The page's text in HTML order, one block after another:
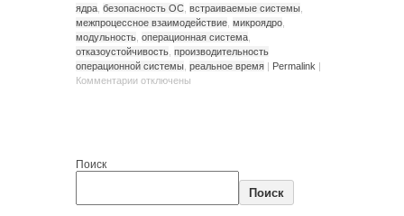
ядра безопасность ОС встраиваемые системы
межпроцессное взаимодействие микроядро
модульность операционная система
отказоустойчивость производительность
операционной системы реальное время | Permalink |
Комментарии отключены
Поиск
Поиск